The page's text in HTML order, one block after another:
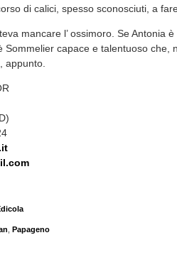
di calici, spesso sconosciuti, a
mancare l’ ossimoro. Se Antonia
Sommelier capace e talentuoso che,
appunto.
Papageno